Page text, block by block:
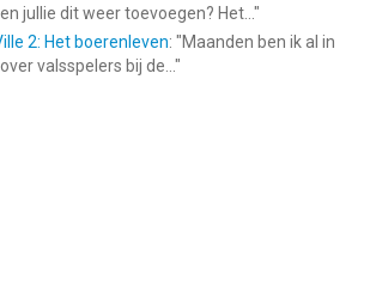
jullie dit weer toevoegen? Het... "
2: Het boerenleven: "Maanden ben ik al in
valsspelers bij de... "